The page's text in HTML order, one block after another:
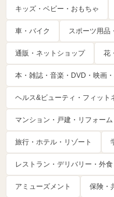
キッズ・ベビー・おもちゃ
車・バイク スポーツ用品
通販・ネットショップ 花
本・雑誌・音楽・DVD・映画
ヘルス&ビューティ・フィット
マンション・戸建・リフォー
旅行・ホテル・リゾート
レストラン・デリバリー・外食
アミューズメント 保険・